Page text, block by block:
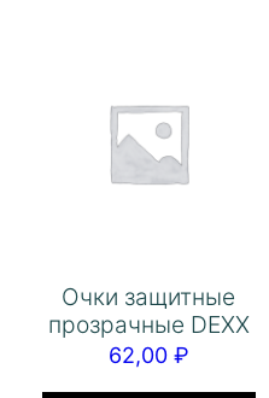
Очки защитные
прозрачные DEXX
62,00 ₽